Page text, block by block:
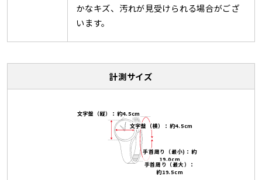
かなキズ、汚れが見受けられる場合がござ
います。
計測サイズ
文字盤（横）：約4.5cm
文字盤（縦）：約4.5cm
手首周り（最小)：約
19.0cm
手首周り（最大）：
約19.5cm